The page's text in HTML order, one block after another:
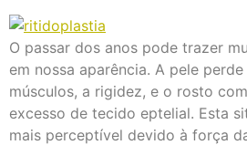
O passar dos anos pode trazer
em nossa aparência. A pele
músculos, a rigidez, e o rosto
excesso de tecido eptelial. Esta
mais perceptível devido à força